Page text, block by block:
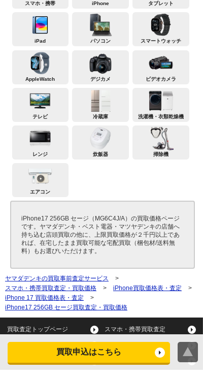
買取申込はこちら
スマホ・携帯 iPhone タブレット
iPad パソコン スマートウォッチ
AppleWatch デジカメ ビデオカメラ
テレビ 冷蔵庫 洗濯機・衣類乾燥機
レンジ 炊飯器 掃除機
エアコン
iPhone17 256GB セージ（MG6C4J/A）の買取価格ページ
です。ヤマダデンキ・ベスト電器・マツヤデンキの店舗へ
持ち込む店頭買取の他に、上限買取価格が２千円以上であ
れば、在宅したまま買取可能な宅配買取（梱包材/送料無
料）もお選びいただけます。
ヤマダデンキの買取事前査定サービス
>
スマホ・携帯買取査定・買取価格
> iPhone買取価格表・査定
>
iPhone 17 買取価格表・査定
>
iPhone17 256GB セージ買取査定・買取価格
買取査定トップページ スマホ・携帯買取査定
タブレット買取査定
スマートウォッチ買取査定